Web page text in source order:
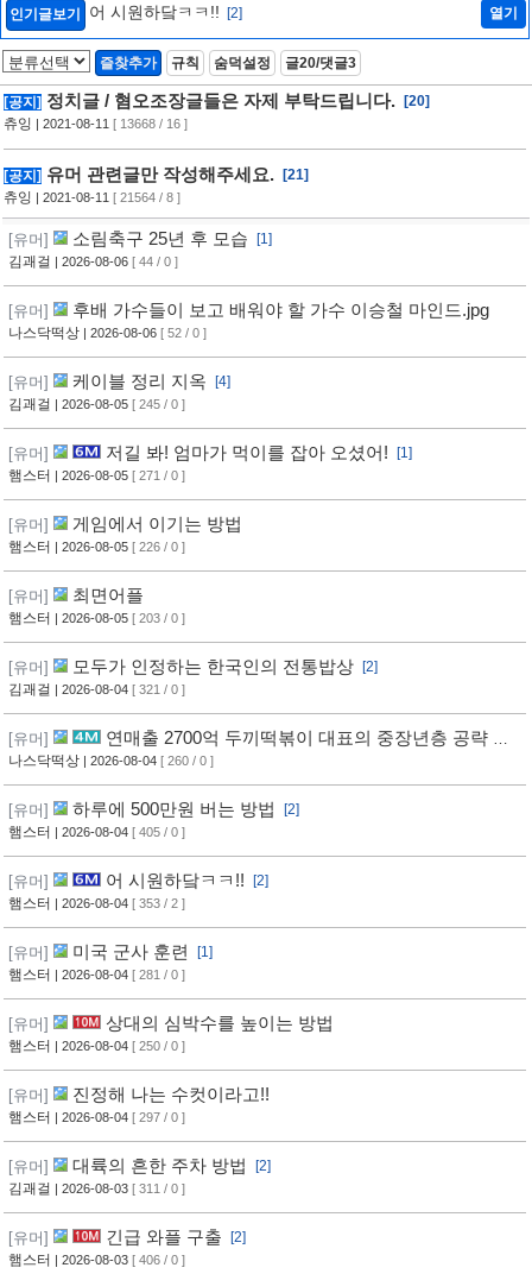
인기글보기 어 시원하닼ㅋㅋ!! [2] 열기
즐찾추가 규칙 숨덕설정 글20/댓글3
[공지] 정치글 / 혐오조장글들은 자제 부탁드립니다. [20]
츄잉 | 2021-08-11 [ 13668 / 16 ]
[공지] 유머 관련글만 작성해주세요. [21]
츄잉 | 2021-08-11 [ 21564 / 8 ]
[유머] 소림축구 25년 후 모습 [1]
김괘걸 | 2026-08-06 [ 44 / 0 ]
[유머] 후배 가수들이 보고 배워야 할 가수 이승철 마인드.jpg
나스닥떡상 | 2026-08-06 [ 52 / 0 ]
[유머] 케이블 정리 지옥 [4]
김괘걸 | 2026-08-05 [ 245 / 0 ]
[유머] 저길 봐! 엄마가 먹이를 잡아 오셨어! [1]
햄스터 | 2026-08-05 [ 271 / 0 ]
[유머] 게임에서 이기는 방법
햄스터 | 2026-08-05 [ 226 / 0 ]
[유머] 최면어플
햄스터 | 2026-08-05 [ 203 / 0 ]
[유머] 모두가 인정하는 한국인의 전통밥상 [2]
김괘걸 | 2026-08-04 [ 321 / 0 ]
[유머]
연매출 2700억 두끼떡볶이 대표의 중장년층 공략 방
법
나스닥떡상 | 2026-08-04 [ 260 / 0 ]
[유머] 하루에 500만원 버는 방법
[2]
햄스터 | 2026-08-04 [ 405 / 0 ]
[유머] 어 시원하닼ㅋㅋ!! [2]
햄스터 | 2026-08-04 [ 353 / 2 ]
[유머] 미국 군사 훈련
[1]
햄스터 | 2026-08-04 [ 281 / 0 ]
[유머] 상대의 심박수를 높이는 방법
햄스터 | 2026-08-04 [ 250 / 0 ]
[유머] 진정해 나는 수컷이라고!!
햄스터 | 2026-08-04 [ 297 / 0 ]
[유머] 대륙의 흔한 주차 방법
[2]
김괘걸 | 2026-08-03 [ 311 / 0 ]
[유머] 긴급 와플 구출 [2]
햄스터 | 2026-08-03 [ 406 / 0 ]